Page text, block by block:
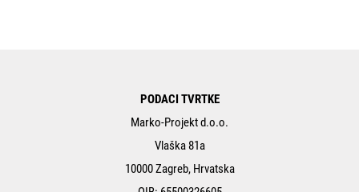
PODACI TVRTKE
Marko-Projekt d.o.o.
Vlaška 81a
10000 Zagreb, Hrvatska